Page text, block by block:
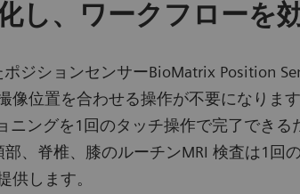
し、ワークフローを
ジションセンサーBioMatrix Position
位置を合わせる操作が不要になりま
ングを1回のタッチ操作で完了でき
、脊椎、膝のルーチンMRI 検査は1回
します。